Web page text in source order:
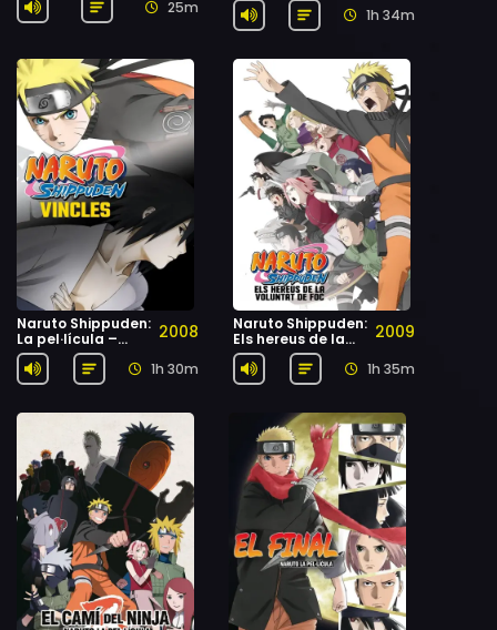
25m 1h 34m
Naruto Shippuden:
La pel·lícula –
Vincles
2008
1h 30m
Naruto Shippuden:
Els hereus de la
voluntat de foc
2009
1h 35m